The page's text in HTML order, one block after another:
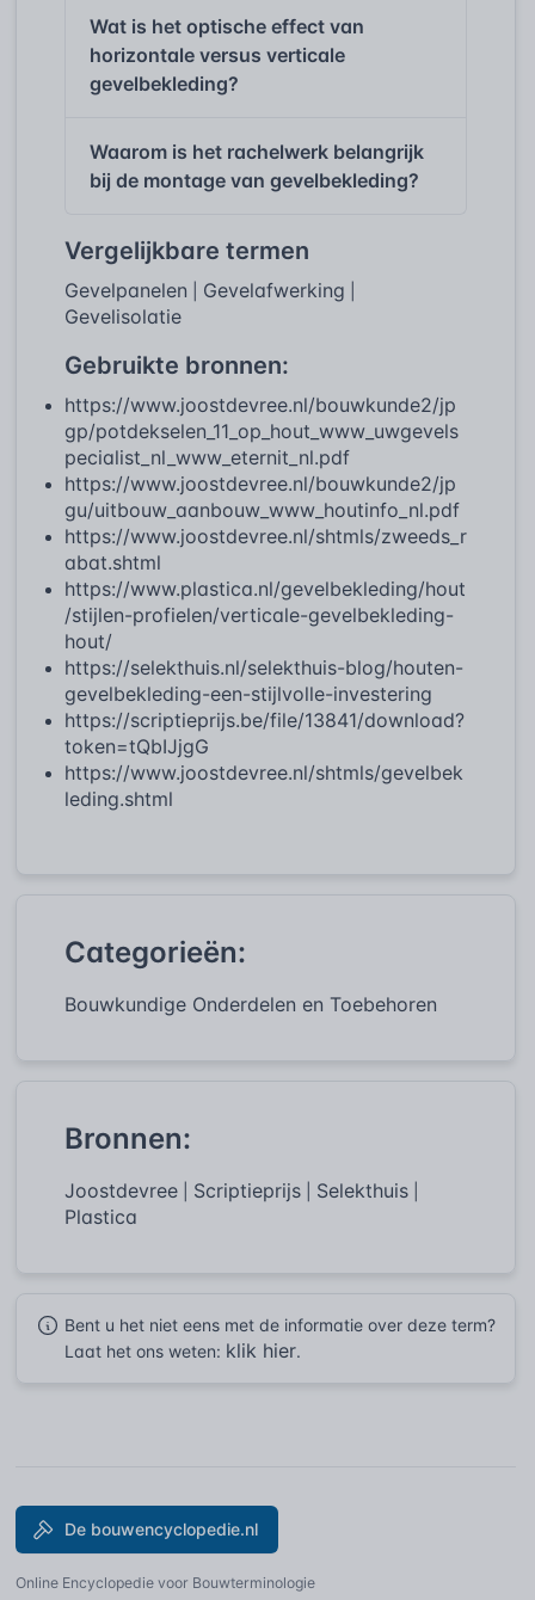
Wat is het optische effect van
horizontale versus verticale
gevelbekleding?
Waarom is het rachelwerk belangrijk
bij de montage van gevelbekleding?
Vergelijkbare termen
Gevelpanelen Gevelafwerking
Gevelisolatie
Gebruikte bronnen:
https://www.joostdevree.nl/bouwkunde2/jp
gp/potdekselen_11_op_hout_www_uwgevels
pecialist_nl_www_eternit_nl.pdf
https://www.joostdevree.nl/bouwkunde2/jp
gu/uitbouw_aanbouw_www_houtinfo_nl.pdf
https://www.joostdevree.nl/shtmls/zweeds_r
abat.shtml
https://www.plastica.nl/gevelbekleding/hout
/stijlen-profielen/verticale-gevelbekleding-
hout/
https://selekthuis.nl/selekthuis-blog/houten-
gevelbekleding-een-stijlvolle-investering
https://scriptieprijs.be/file/13841/download?
token=tQbIJjgG
https://www.joostdevree.nl/shtmls/gevelbek
leding.shtml
Categorieën:
Bouwkundige Onderdelen en Toebehoren
Bronnen:
Joostdevree Scriptieprijs Selekthuis
Plastica
Bent u het niet eens met de informatie over deze term?
Laat het ons weten: klik hier.
De bouwencyclopedie.nl
Online Encyclopedie voor Bouwterminologie